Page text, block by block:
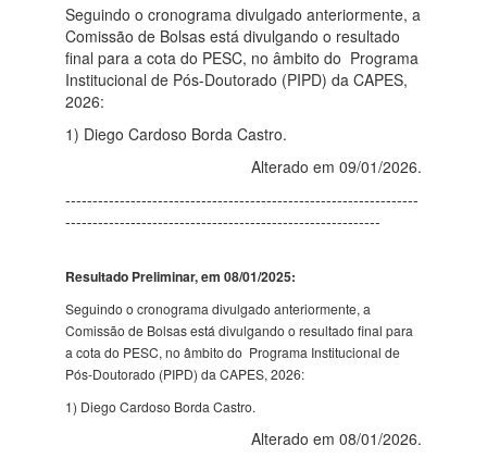
Seguindo o cronograma divulgado anteriormente, a
Comissão de Bolsas está divulgando o resultado
final para a cota do PESC, no âmbito do Programa
Institucional de Pós-Doutorado (PIPD) da CAPES,
2026:
1) Diego Cardoso Borda Castro.
Alterado em 09/01/2026.
-----------------------------------------------------------------
----------------------------------------------------------
Resultado Preliminar, em 08/01/2025:
Seguindo o cronograma divulgado anteriormente, a
Comissão de Bolsas está divulgando o resultado final para
a cota do PESC, no âmbito do Programa Institucional de
Pós-Doutorado (PIPD) da CAPES, 2026:
1) Diego Cardoso Borda Castro.
Alterado em 08/01/2026.